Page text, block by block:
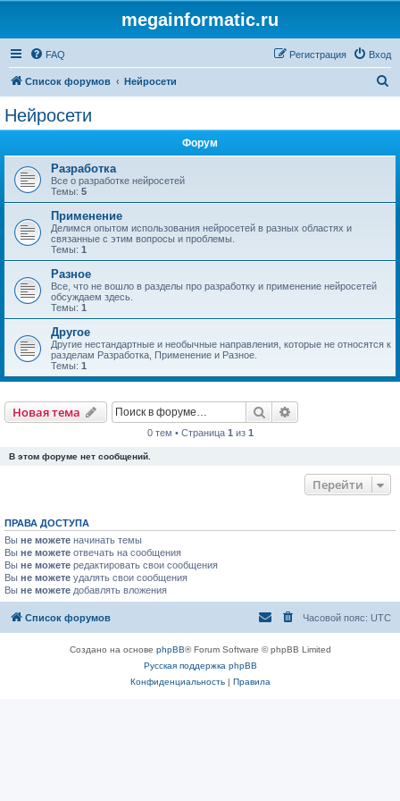
megainformatic.ru
FAQ Вход
Регистрация
Список форумов Нейросети
Нейросети
Форум
Разработка
Все о разработке нейросетей
Темы: 5
Применение
Делимся опытом использования нейросетей в разных областях и
связанные с этим вопросы и проблемы.
Темы: 1
Разное
Все, что не вошло в разделы про разработку и применение нейросетей
обсуждаем здесь.
Темы: 1
Другое
Другие нестандартные и необычные направления, которые не относятся к
разделам Разработка, Применение и Разное.
Темы: 1
Новая тема Поиск
0 тем • Страница 1 из 1
В этом форуме нет сообщений.
Перейти
ПРАВА ДОСТУПА
Вы не можете начинать темы
Вы не можете отвечать на сообщения
Вы не можете редактировать свои сообщения
Вы не можете удалять свои сообщения
Вы не можете добавлять вложения
Список форумов Часовой пояс: UTC
Создано на основе phpBB® Forum Software © phpBB Limited
Русская поддержка phpBB
Конфиденциальность| Правила